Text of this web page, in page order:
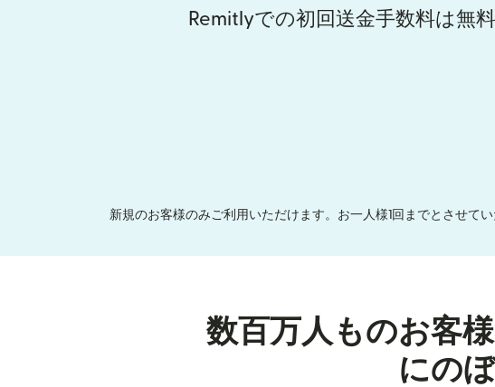
Remitlyでの初回送金手数料は無
新規のお客様のみご利用いただけます。お一人様1回までとさせて
数百万人ものお客
にの